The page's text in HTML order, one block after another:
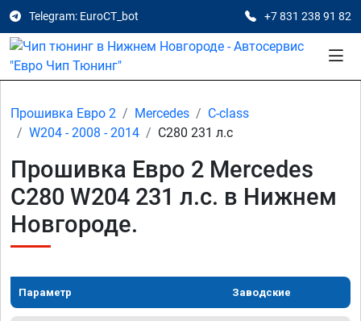
Telegram: EuroCT_bot +7 831 238 91 82
Прошивка Евро 2 Mercedes
C-class
W204 - 2008 - 2014
C280 231 л.с
Прошивка Евро 2 Mercedes
C280 W204 231 л.с. в Нижнем
Новгороде.
Параметр Заводские